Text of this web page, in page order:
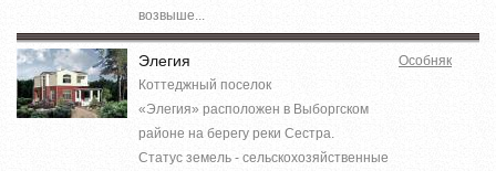
возвыше...
Элегия
Коттеджный поселок
«Элегия» расположен в Выборгском
районе на берегу реки Сестра.
Статус земель - сельскохозяйственные
Особняк